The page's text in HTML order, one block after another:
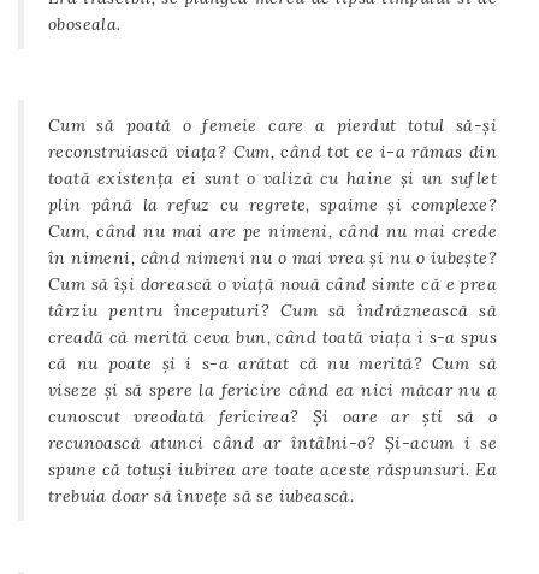
oboseala.
Cum să poată o femeie care a pierdut totul să-și
reconstruiască viața? Cum, când tot ce i-a rămas din
toată existența ei sunt o valiză cu haine și un suflet
plin până la refuz cu regrete, spaime și complexe?
Cum, când nu mai are pe nimeni, când nu mai crede
în nimeni, când nimeni nu o mai vrea și nu o iubește?
Cum să își dorească o viață nouă când simte că e prea
târziu pentru începuturi? Cum să îndrăznească să
creadă că merită ceva bun, când toată viața i s-a spus
că nu poate și i s-a arătat că nu merită? Cum să
viseze și să spere la fericire când ea nici măcar nu a
cunoscut vreodată fericirea? Și oare ar ști să o
recunoască atunci când ar întâlni-o? Și-acum i se
spune că totuși iubirea are toate aceste răspunsuri. Ea
trebuia doar să învețe să se iubească.